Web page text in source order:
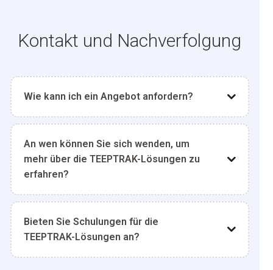
Kontakt und Nachverfolgung
Wie kann ich ein Angebot anfordern?
An wen können Sie sich wenden, um
mehr über die TEEPTRAK-Lösungen zu
erfahren?
Bieten Sie Schulungen für die
TEEPTRAK-Lösungen an?